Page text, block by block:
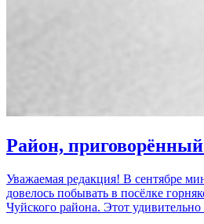
Район,
Уважаемая редакция! В сентябре
довелось побывать в посёлке
Чуйского района. Этот